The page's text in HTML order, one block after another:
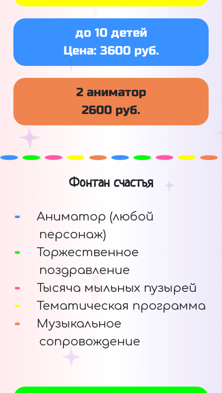
до 10 детей
Цена: 3600 руб.
2 аниматор
2600 руб.
Фонтан счастья
Аниматор (любой
персонаж)
Торжественное
поздравление
Тысяча мыльных пузырей
Тематическая программа
Музыкальное
сопровождение